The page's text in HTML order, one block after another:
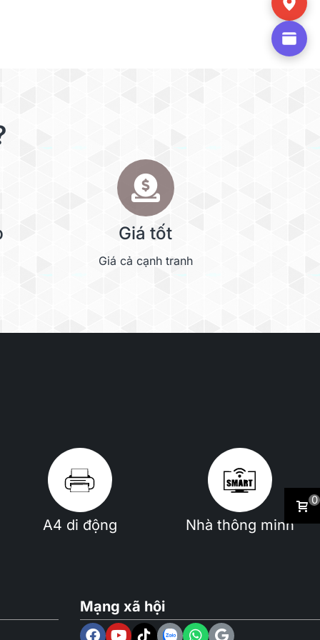
Giá tốt
Giá cả cạnh tranh
A4 di động Nhà thông minh
Mạng xã hội
0